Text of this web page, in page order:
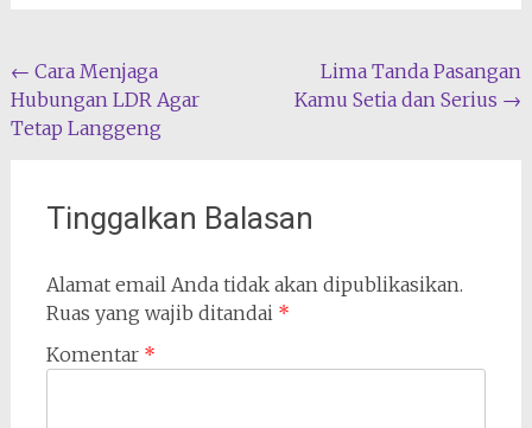
Navigasi
pos
← Cara Menjaga
Hubungan LDR Agar
Tetap Langgeng
Lima Tanda Pasangan
Kamu Setia dan Serius →
Tinggalkan Balasan
Alamat email Anda tidak akan dipublikasikan.
Ruas yang wajib ditandai *
Komentar *